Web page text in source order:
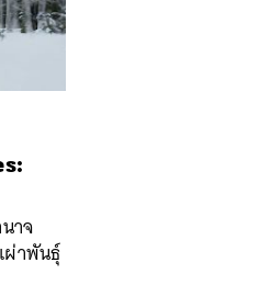
าจ
ผ่าพันธุ์
ค้นหา